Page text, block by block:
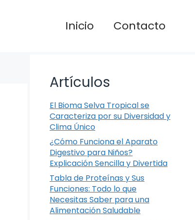
Inicio Contacto
Artículos
El Bioma Selva Tropical se
Caracteriza por su Diversidad y
Clima Único
¿Cómo Funciona el Aparato
Digestivo para Niños?
Explicación Sencilla y Divertida
Tabla de Proteínas y Sus
Funciones: Todo lo que
Necesitas Saber para una
Alimentación Saludable